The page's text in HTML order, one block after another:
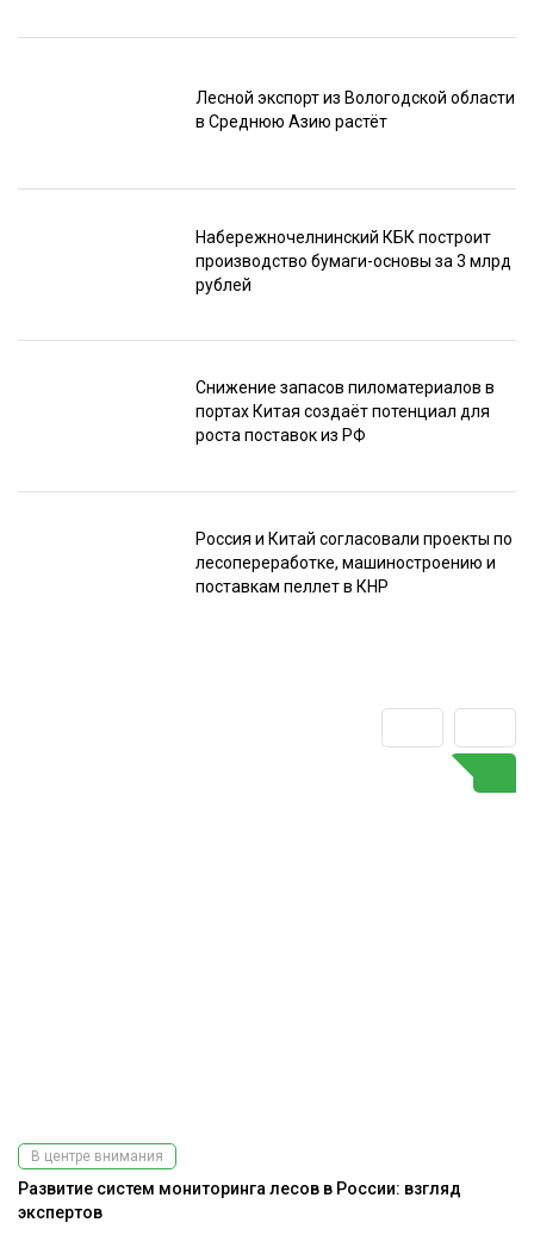
Лесной экспорт из Вологодской области
в Среднюю Азию растёт
Набережночелнинский КБК построит
производство бумаги-основы за 3 млрд
рублей
Снижение запасов пиломатериалов в
портах Китая создаёт потенциал для
роста поставок из РФ
Россия и Китай согласовали проекты по
лесопереработке, машиностроению и
поставкам пеллет в КНР
В центре внимания
Развитие систем мониторинга лесов в России: взгляд
экспертов